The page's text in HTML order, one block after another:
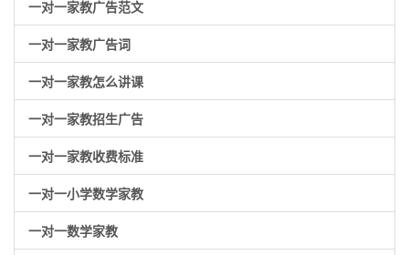
一对一家教广告范文
一对一家教广告词
一对一家教怎么讲课
一对一家教招生广告
一对一家教收费标准
一对一小学数学家教
一对一数学家教